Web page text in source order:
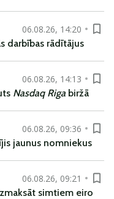
06.08.26, 14:20
darbības rādītājus
06.08.26, 14:13
Nasdaq Riga biržā
06.08.26, 09:36
jaunus nomniekus
06.08.26, 09:21
simtiem eiro